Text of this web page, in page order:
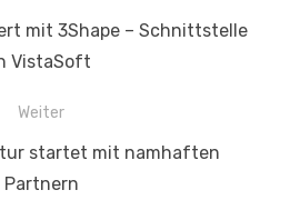
mit 3Shape ­– Schnittstelle
VistaSoft
Weiter
startet mit namhaften
Partnern